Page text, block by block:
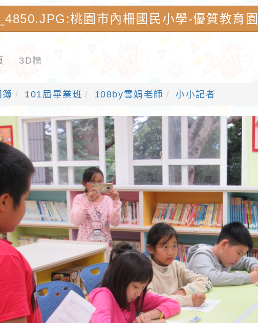
桃園市內柵國民小學-優質教育
3D牆
101屆畢業班 108by雪娟老師 小小記者